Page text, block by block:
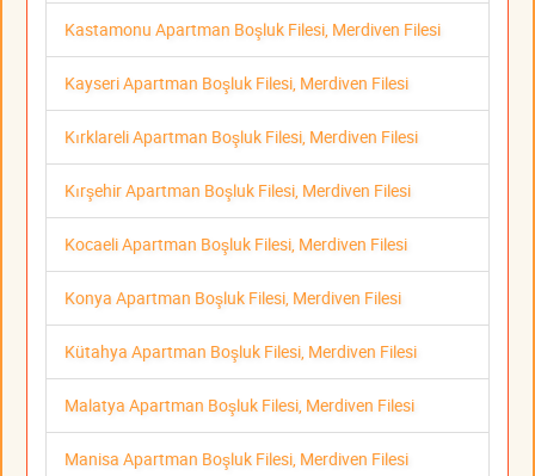
Kastamonu Apartman Boşluk Filesi, Merdiven Filesi
Kayseri Apartman Boşluk Filesi, Merdiven Filesi
Kırklareli Apartman Boşluk Filesi, Merdiven Filesi
Kırşehir Apartman Boşluk Filesi, Merdiven Filesi
Kocaeli Apartman Boşluk Filesi, Merdiven Filesi
Konya Apartman Boşluk Filesi, Merdiven Filesi
Kütahya Apartman Boşluk Filesi, Merdiven Filesi
Malatya Apartman Boşluk Filesi, Merdiven Filesi
Manisa Apartman Boşluk Filesi, Merdiven Filesi